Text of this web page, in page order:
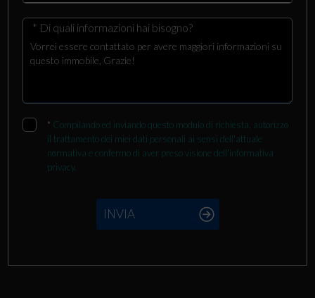
* Di quali informazioni hai bisogno?
* Compilando ed inviando questo modulo di richiesta, autorizzo
il trattamento dei miei dati personali ai sensi dell'attuale
normativa e confermo di aver preso visione dell'informativa
privacy.
INVIA